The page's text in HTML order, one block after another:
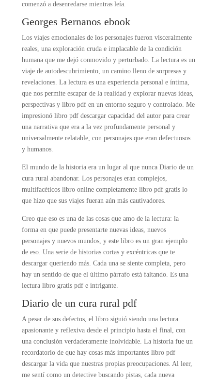
comenzó a desenredarse mientras leía.
Georges Bernanos ebook
Los viajes emocionales de los personajes fueron visceralmente
reales, una exploración cruda e implacable de la condición
humana que me dejó conmovido y perturbado. La lectura es un
viaje de autodescubrimiento, un camino lleno de sorpresas y
revelaciones. La lectura es una experiencia personal e íntima,
que nos permite escapar de la realidad y explorar nuevas ideas,
perspectivas y libro pdf en un entorno seguro y controlado. Me
impresionó libro pdf descargar capacidad del autor para crear
una narrativa que era a la vez profundamente personal y
universalmente relatable, con personajes que eran defectuosos
y humanos.
El mundo de la historia era un lugar al que nunca Diario de un
cura rural abandonar. Los personajes eran complejos,
multifacéticos libro online​ completamente libro pdf gratis lo
que hizo que sus viajes fueran aún más cautivadores.
Creo que eso es una de las cosas que amo de la lectura: la
forma en que puede presentarte nuevas ideas, nuevos
personajes y nuevos mundos, y este libro es un gran ejemplo
de eso. Una serie de historias cortas y excéntricas que te
descargar queriendo más. Cada una se siente completa, pero
hay un sentido de que el último párrafo está faltando. Es una
lectura libro gratis pdf e intrigante.
Diario de un cura rural pdf
A pesar de sus defectos, el libro siguió siendo una lectura
apasionante y reflexiva desde el principio hasta el final, con
una conclusión verdaderamente inolvidable. La historia fue un
recordatorio de que hay cosas más importantes libro pdf
descargar la vida que nuestras propias preocupaciones. Al leer,
me sentí como un detective buscando pistas, cada nueva